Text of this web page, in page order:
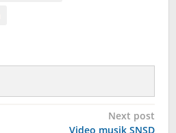
Next post
Video musik SNSD